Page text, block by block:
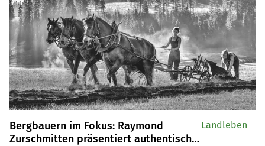
Bergbauern im Fokus: Raymond
Zurschmitten präsentiert authentische
Landleben